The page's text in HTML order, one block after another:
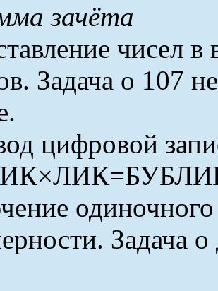
зачёта
чисел
Задача о 107
цифровой
Задача